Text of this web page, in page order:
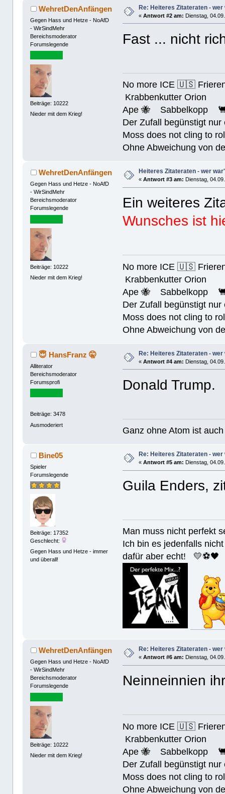
WehretDenAnfängen
Gegen Hass und Hetze - NoAfD
- WirSindMehr
Bereichsmoderator
Forumslegende
Beiträge: 10222
Nieder mit dem Krieg!
Re: Heiteres Zitateraten -
«Antwort #2 am: Dienstag,
Fast ... nicht
No more ICE 🇺🇸
Krabbenkutter Orion
Ape 🐝 Sabbelkopp
Der Zufall begünstigt
Moss does not cling to
Ohne Abweichung von
WehretDenAnfängen
Gegen Hass und Hetze - NoAfD
- WirSindMehr
Bereichsmoderator
Forumslegende
Beiträge: 10222
Nieder mit dem Krieg!
Heiteres Zitateraten - wer
«Antwort #3 am: Dienstag,
Ein weiteres
Wunsches ist
No more ICE 🇺🇸
Krabbenkutter Orion
Ape 🐝 Sabbelkopp
Der Zufall begünstigt
Moss does not cling to
Ohne Abweichung von
😇 HansFranz 🤫
Alliterator
Bereichsmoderator
Forumsprofi
Beiträge: 3478
Ausmoderiert
Re: Heiteres Zitateraten -
«Antwort #4 am: Dienstag,
Donald Trump.
Ganz ohne Atom ist
Bine05
Spieler
Forumslegende
Beiträge: 17352
Geschlecht:
Gegen Hass und Hetze - immer
und überall!
Re: Heiteres Zitateraten -
«Antwort #5 am: Dienstag,
Guila Enders,
Man muss nicht
Ich bin es jedenfalls
dafür aber echt! 💛⚽️🖤
WehretDenAnfängen
Gegen Hass und Hetze - NoAfD
- WirSindMehr
Bereichsmoderator
Forumslegende
Beiträge: 10222
Nieder mit dem Krieg!
Re: Heiteres Zitateraten -
«Antwort #6 am: Dienstag,
Neinneinnien
No more ICE 🇺🇸
Krabbenkutter Orion
Ape 🐝 Sabbelkopp
Der Zufall begünstigt
Moss does not cling to
Ohne Abweichung von